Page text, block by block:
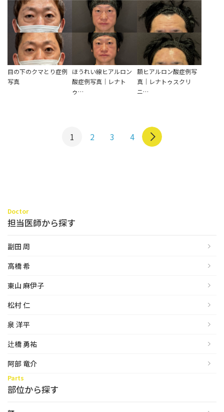
Doctor
担当医師から探す
副田 周
高橋 希
東山 麻伊子
松村 仁
泉 洋平
辻橋 勇祐
阿部 竜介
Parts
部位から探す
目の下のクマとり症例
写真
ほうれい線ヒアルロン
酸症例写真｜レナト
ゥ…
額ヒアルロン酸症例写
真｜レナトゥスクリ
ニ…
1 2 3 4